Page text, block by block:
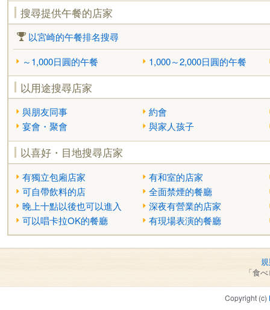
搜尋提供午餐的店家
以宮崎的午餐排名搜尋
～1,000日圓的午餐
1,000～2,000日圓的午餐
以用途搜尋店家
與朋友同事
約會
宴會・聚會
與家人孩子
以喜好・目地搜尋店家
有獨立包廂店家
有和室的店家
可自帶飲料的店
全面禁煙的餐廳
晚上十點以後也可以進入
深夜有營業的店家
可以唱卡拉OK的餐廳
有現場表演的餐廳
「食
Copyright (c)